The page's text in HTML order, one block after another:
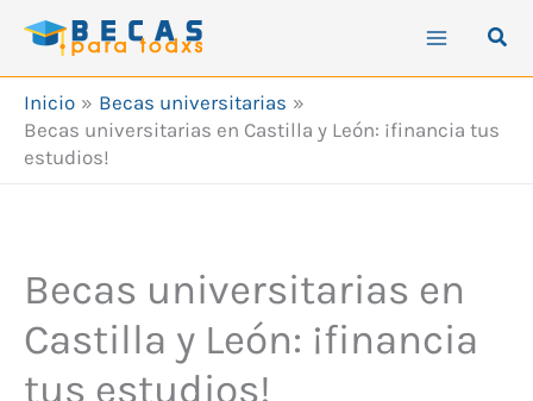
Inicio
Becas universitarias
Becas universitarias en Castilla y León: ¡financia tus
estudios!
Becas universitarias en
Castilla y León: ¡financia
tus estudios!